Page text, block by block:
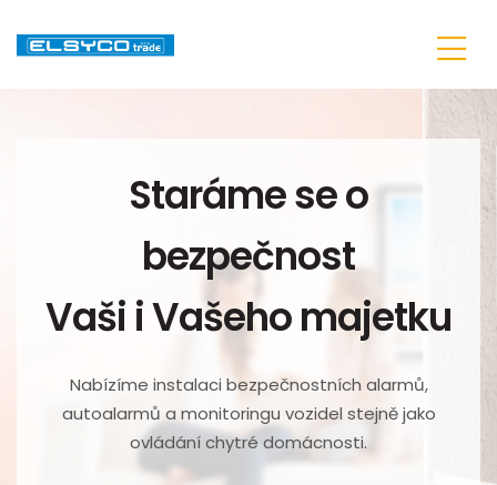
Staráme se o
bezpečnost
Vaši i Vašeho majetku
Nabízíme instalaci bezpečnostních alarmů,
autoalarmů a monitoringu vozidel stejně jako
ovládání chytré domácnosti.